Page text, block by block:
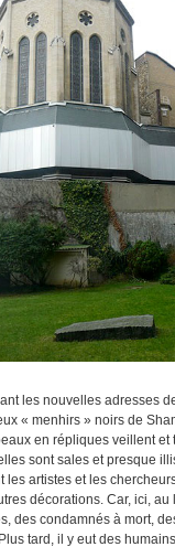
les nouvelles adresses
« menhirs » noirs de
en répliques veillent et
sont sales et presque
les artistes et les
décorations. Car, ici,
des condamnés à mort,
tard, il y eut des